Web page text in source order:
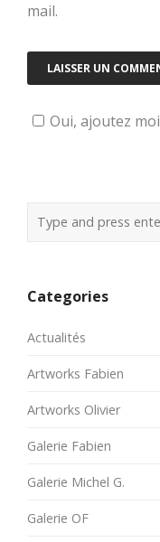
mail.
Oui, ajoutez
Categories
Actualités
Artworks Fabien
Artworks Olivier
Galerie Fabien
Galerie Michel G.
Galerie OF